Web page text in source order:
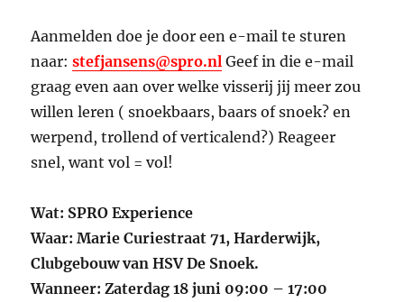
Aanmelden doe je door een e-mail te sturen
naar:stefjansens@spro.nl Geef in die e-mail
graag even aan over welke visserij jij meer zou
willen leren ( snoekbaars, baars of snoek? en
werpend, trollend of verticalend?) Reageer
snel, want vol = vol!
Wat: SPRO Experience
Waar: Marie Curiestraat 71, Harderwijk,
Clubgebouw van HSV De Snoek.
Wanneer: Zaterdag 18 juni 09:00 – 17:00